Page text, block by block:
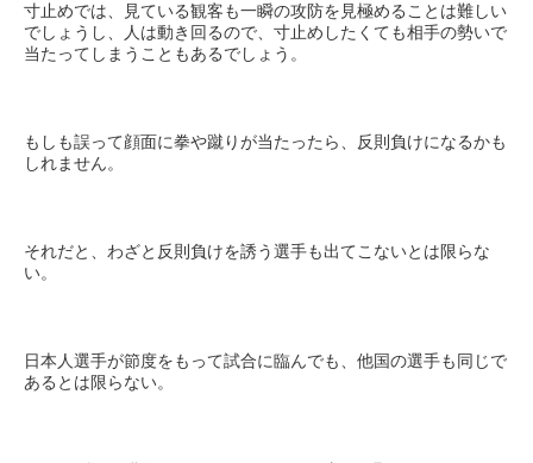
寸止めでは、見ている観客も一瞬の攻防を見極めることは難しい
でしょうし、人は動き回るので、寸止めしたくても相手の勢いで
当たってしまうこともあるでしょう。
もしも誤って顔面に拳や蹴りが当たったら、反則負けになるかも
しれません。
それだと、わざと反則負けを誘う選手も出てこないとは限らな
い。
日本人選手が節度をもって試合に臨んでも、他国の選手も同じで
あるとは限らない。